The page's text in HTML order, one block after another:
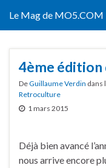
Le Mag de MO5.COM
4ème édition
DeGuillaume Verdin dans
Retroculture
1 mars 2015
Déjà bien avancé
nous arrive encore